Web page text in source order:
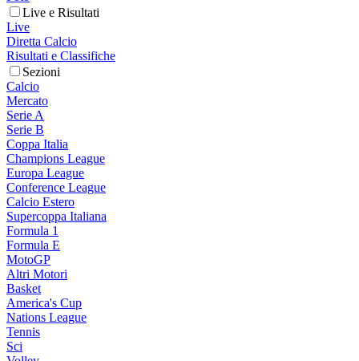
Live e Risultati
Live
Diretta Calcio
Risultati e Classifiche
Sezioni
Calcio
Mercato
Serie A
Serie B
Coppa Italia
Champions League
Europa League
Conference League
Calcio Estero
Supercoppa Italiana
Formula 1
Formula E
MotoGP
Altri Motori
Basket
America's Cup
Nations League
Tennis
Sci